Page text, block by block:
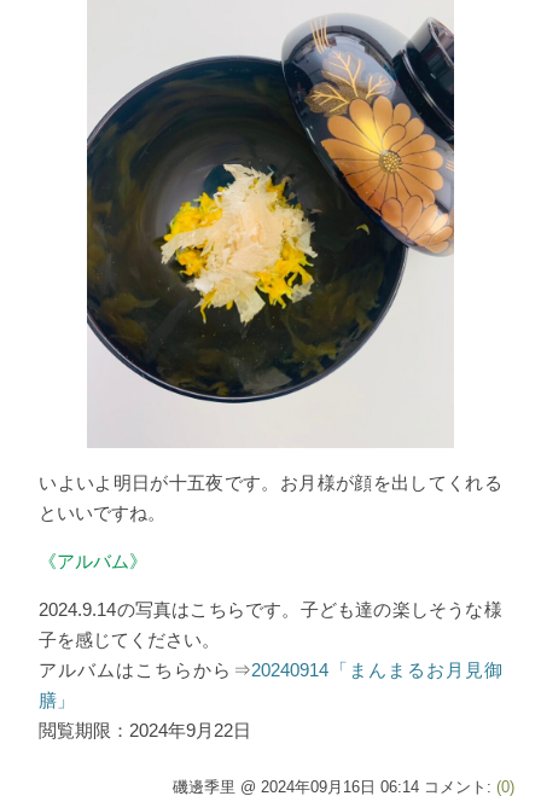
いよいよ明日が十五夜です。お月様が顔を出してくれる
といいですね。
《アルバム》
2024.9.14の写真はこちらです。子ども達の楽しそうな様
子を感じてください。
アルバムはこちらから⇒20240914「まんまるお月見御
膳」
閲覧期限：2024年9月22日
磯邊季里 @ 2024年09月16日 06:14 コメント: (0)